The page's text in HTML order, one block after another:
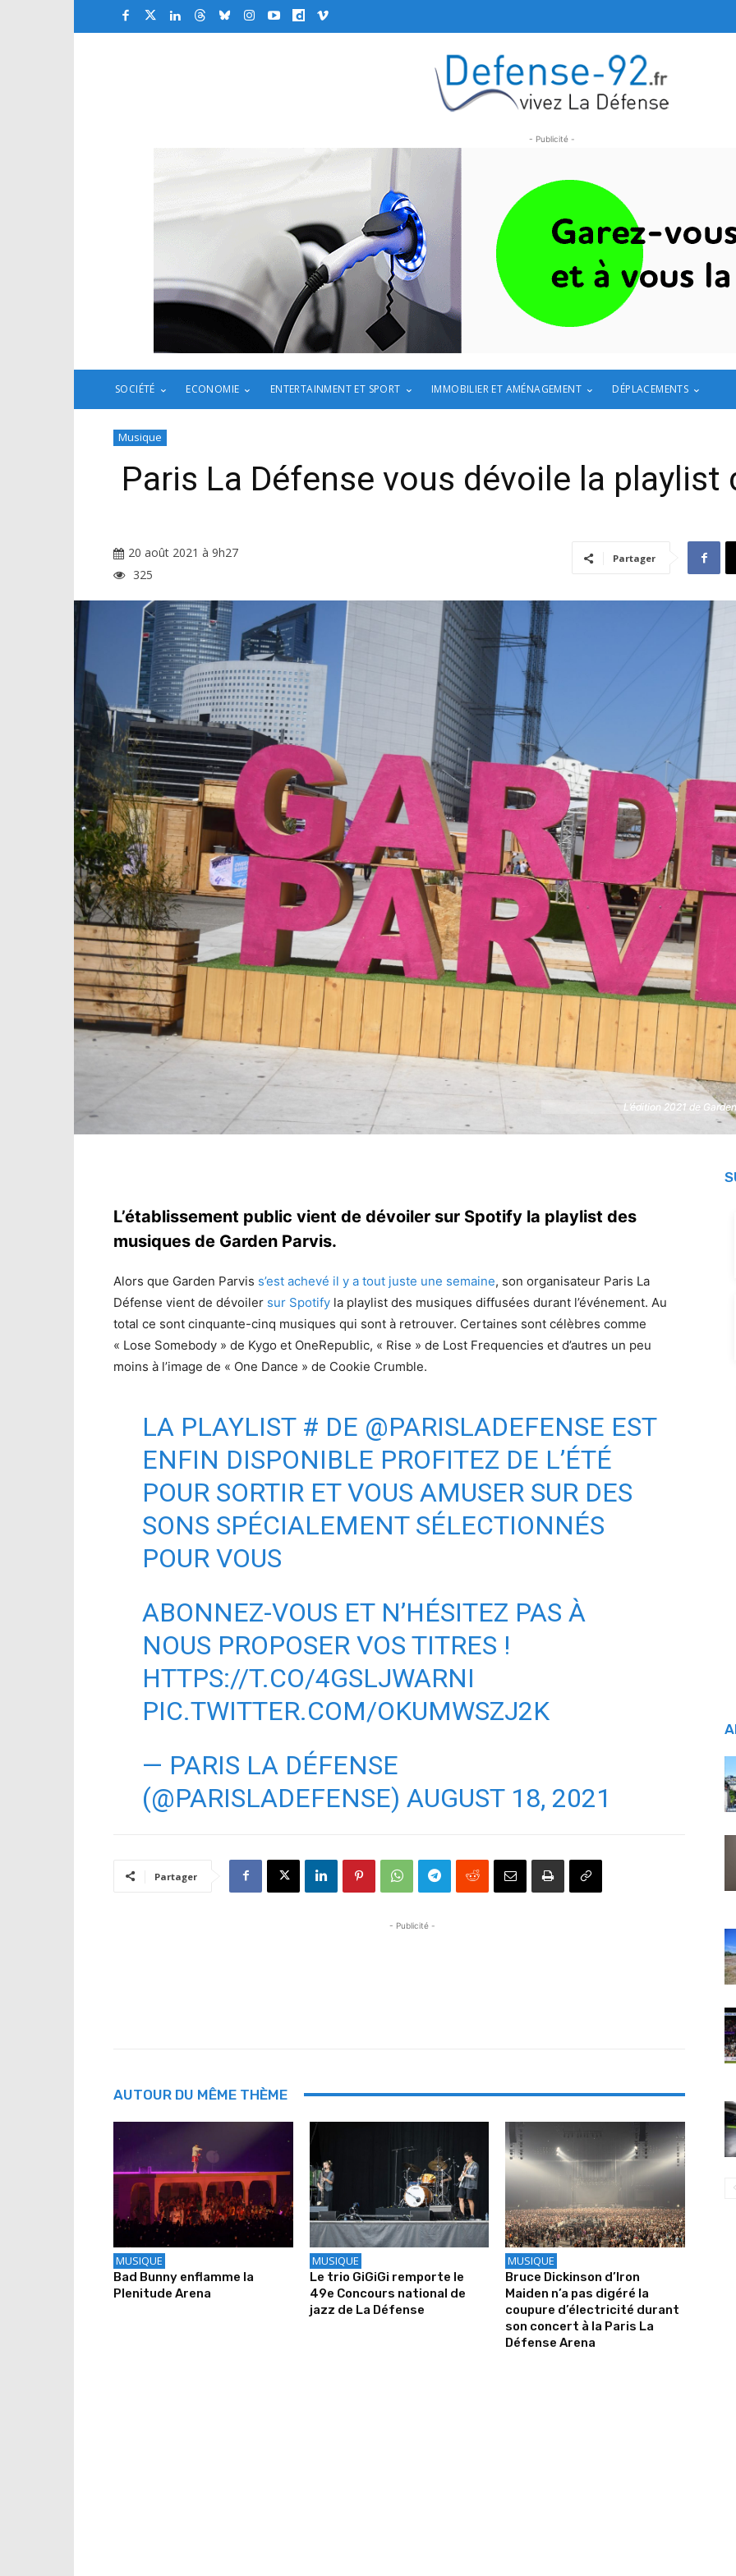
- Publicité -
SOCIÉTÉ ECONOMIE ENTERTAINMENT ET SPORT IMMOBILIER ET AMÉNAGEMENT DÉPLACEMENTS
Musique
Paris La Défense vous dévoile la playlist
20 août 2021 à 9h27
325
Partager
L’édition 2021 de
L’édition 2021 de
L’établissement public vient de dévoiler sur Spotify la playlist des
musiques de Garden Parvis.
Alors que Garden Parvis s’est achevé il y a tout juste une semaine, son organisateur Paris La
Défense vient de dévoiler sur Spotify la playlist des musiques diffusées durant l’événement. Au
total ce sont cinquante-cinq musiques qui sont à retrouver. Certaines sont célèbres comme
« Lose Somebody » de Kygo et OneRepublic, « Rise » de Lost Frequencies et d’autres un peu
moins à l’image de « One Dance » de Cookie Crumble.
LA PLAYLIST # DE @PARISLADEFENSE EST
ENFIN DISPONIBLE PROFITEZ DE L’ÉTÉ
POUR SORTIR ET VOUS AMUSER SUR DES
SONS SPÉCIALEMENT SÉLECTIONNÉS
POUR VOUS
ABONNEZ-VOUS ET N’HÉSITEZ PAS À
NOUS PROPOSER VOS TITRES !
HTTPS://T.CO/4GSLJWARNI
PIC.TWITTER.COM/OKUMWSZJ2K
— PARIS LA DÉFENSE
(@PARISLADEFENSE) AUGUST 18, 2021
Partager
- Publicité -
AUTOUR DU MÊME THÈME
MUSIQUE
Bad Bunny enflamme la
Plenitude Arena
MUSIQUE
Le trio GiGiGi remporte le
49e Concours national de
jazz de La Défense
MUSIQUE
Bruce Dickinson d’Iron
Maiden n’a pas digéré la
coupure d’électricité durant
son concert à la Paris La
Défense Arena